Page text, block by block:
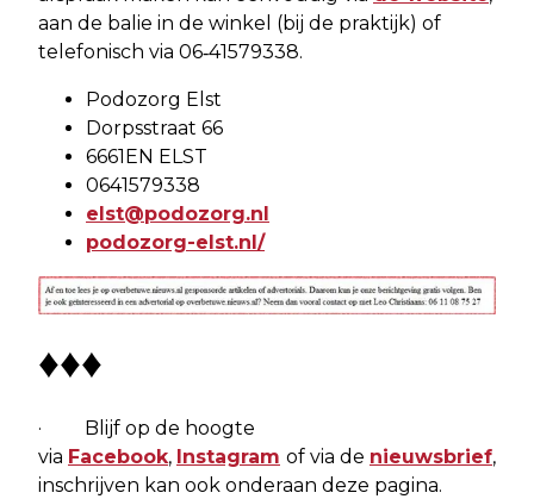
aan de balie in de winkel (bij de praktijk) of
telefonisch via 06‑41579338.
Podozorg Elst
Dorpsstraat 66
6661EN ELST
0641579338
elst@podozorg.nl
podozorg-elst.nl/
♦♦♦
· Blijf op de hoogte
via Facebook, Instagram of via de nieuwsbrief,
inschrijven kan ook onderaan deze pagina.